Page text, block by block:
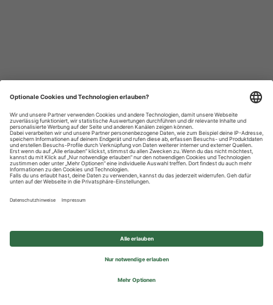
Datenschutzhinweise
Impressum
Privatsphäre-Einstellungen
© 2026 REWE Group - All rights reserved